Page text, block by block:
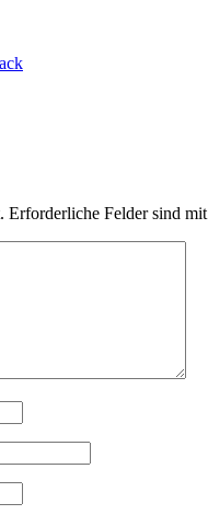
Erforderliche Felder sind mit